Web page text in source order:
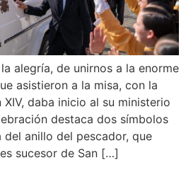
alegría, de unirnos a la enorme
asistieron a la misa, con la
daba inicio al su ministerio
destaca dos símbolos
anillo del pescador, que
sucesor de San […]